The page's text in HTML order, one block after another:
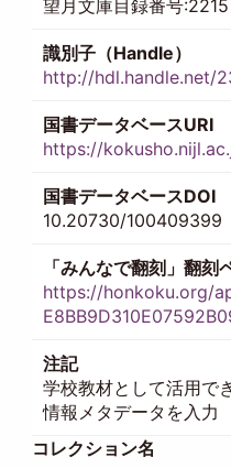
望月文庫目録番号:2215
識別子（Handle）
http://hdl.handle.net/
国書データベースURI
https://
国書データベースDOI
10.20730/100409399
「みんなで翻刻」翻刻
https://honkoku.org/
注記
学校教材として活用で
情報メタデータを入力
コレクション名